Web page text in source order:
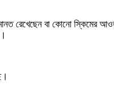
রেখেছেন বা কোনো স্কিমের